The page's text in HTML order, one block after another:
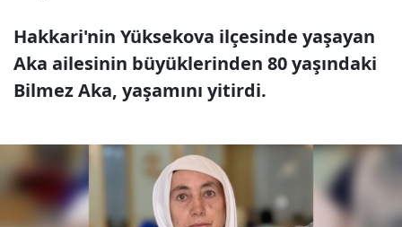
Hakkari'nin Yüksekova ilçesinde yaşayan
Aka ailesinin büyüklerinden 80 yaşındaki
Bilmez Aka, yaşamını yitirdi.